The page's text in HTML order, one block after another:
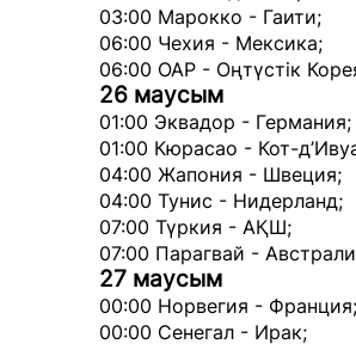
03:00 Марокко - Гаити;
06:00 Чехия - Мексика;
06:00 ОАР - Оңтүстік
26 маусым
01:00 Эквадор - Германия;
01:00 Кюрасао - Кот-
04:00 Жапония - Швеция;
04:00 Тунис - Нидерланд;
07:00 Түркия - АҚШ;
07:00 Парагвай -
27 маусым
00:00 Норвегия - Франция;
00:00 Сенегал - Ирак;